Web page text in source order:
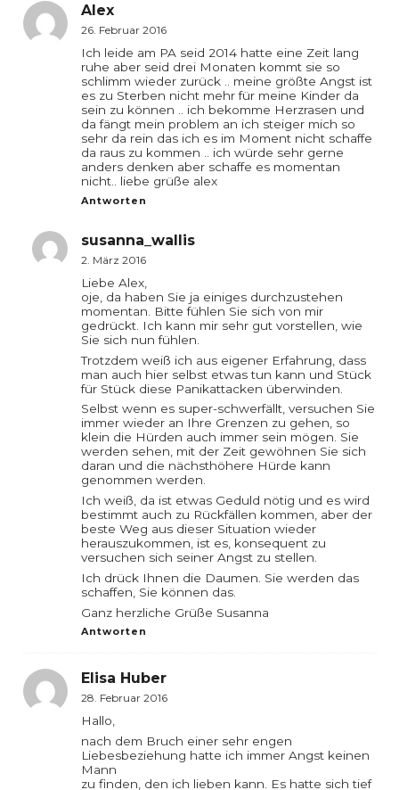
Alex
26. Februar 2016
Ich leide am PA seid 2014 hatte eine Zeit lang
ruhe aber seid drei Monaten kommt sie so
schlimm wieder zurück .. meine größte Angst ist
es zu Sterben nicht mehr für meine Kinder da
sein zu können .. ich bekomme Herzrasen und
da fängt mein problem an ich steiger mich so
sehr da rein das ich es im Moment nicht schaffe
da raus zu kommen .. ich würde sehr gerne
anders denken aber schaffe es momentan
nicht.. liebe grüße alex
Antworten
susanna_wallis
2. März 2016
Liebe Alex,
oje, da haben Sie ja einiges durchzustehen
momentan. Bitte fühlen Sie sich von mir
gedrückt. Ich kann mir sehr gut vorstellen, wie
Sie sich nun fühlen.
Trotzdem weiß ich aus eigener Erfahrung, dass
man auch hier selbst etwas tun kann und Stück
für Stück diese Panikattacken überwinden.
Selbst wenn es super-schwerfällt, versuchen Sie
immer wieder an Ihre Grenzen zu gehen, so
klein die Hürden auch immer sein mögen. Sie
werden sehen, mit der Zeit gewöhnen Sie sich
daran und die nächsthöhere Hürde kann
genommen werden.
Ich weiß, da ist etwas Geduld nötig und es wird
bestimmt auch zu Rückfällen kommen, aber der
beste Weg aus dieser Situation wieder
herauszukommen, ist es, konsequent zu
versuchen sich seiner Angst zu stellen.
Ich drück Ihnen die Daumen. Sie werden das
schaffen, Sie können das.
Ganz herzliche Grüße Susanna
Antworten
Elisa Huber
28. Februar 2016
Hallo,
nach dem Bruch einer sehr engen
Liebesbeziehung hatte ich immer Angst keinen
Mann
zu finden, den ich lieben kann. Es hatte sich tief